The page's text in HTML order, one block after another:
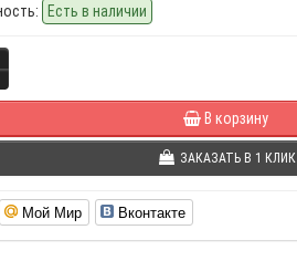
Есть в наличии
В корзину
ЗАКАЗАТЬ В 1 КЛИК
Мой Мир Вконтакте